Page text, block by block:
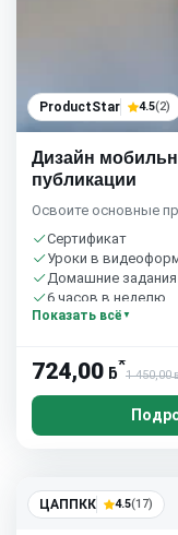
ProductStar 4.5(2)
Дизайн
публикации
Освоите основные
Сертификат
Уроки в
Домашние
6 часов в неделю
Показать всё
724,00 ƃ*
1 450,00ƃ
ЦАППКК 4.5(17)